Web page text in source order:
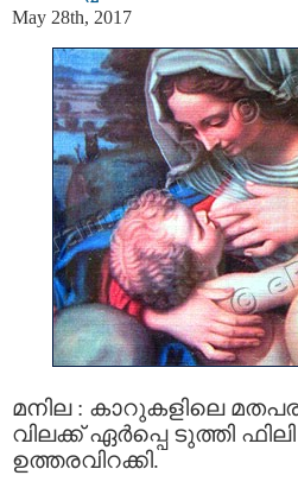
May 28th, 2017
മനില : കാറുകളിലെ
വിലക്ക് ഏര്‍പ്പെ ടുത്തി
ഉത്തരവിറക്കി.